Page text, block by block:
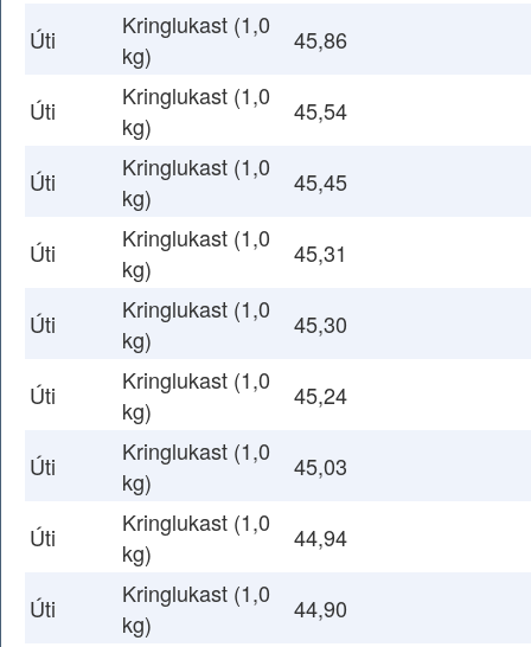
Úti
Kringlukast (1,0
kg)
45,86
Úti
Kringlukast (1,0
kg)
45,54
Úti
Kringlukast (1,0
kg)
45,45
Úti
Kringlukast (1,0
kg)
45,31
Úti
Kringlukast (1,0
kg)
45,30
Úti
Kringlukast (1,0
kg)
45,24
Úti
Kringlukast (1,0
kg)
45,03
Úti
Kringlukast (1,0
kg)
44,94
Úti
Kringlukast (1,0
kg)
44,90